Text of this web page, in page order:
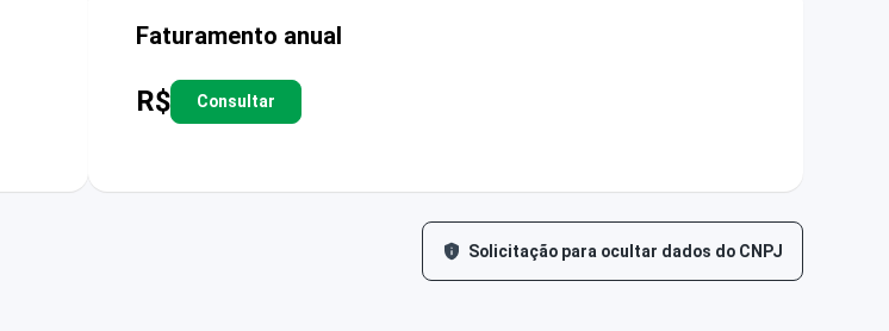
Faturamento anual
R$ Consultar
Solicitação para ocultar dados do CNPJ